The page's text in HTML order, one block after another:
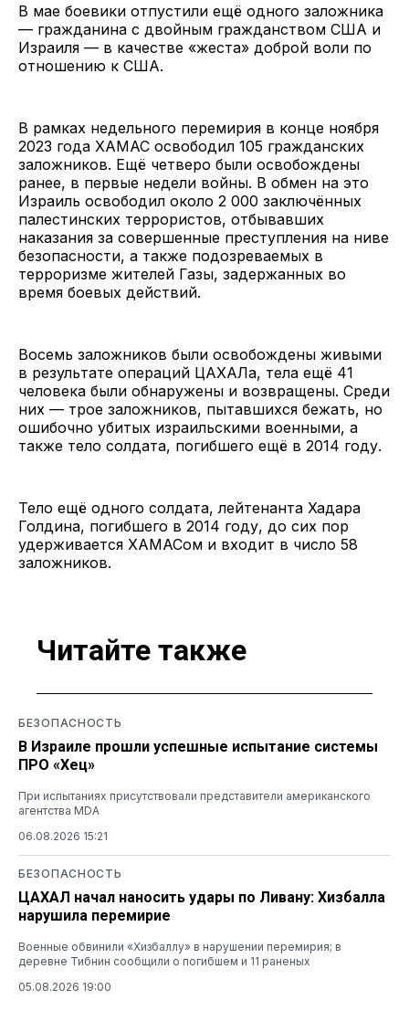
В мае боевики отпустили ещё одного заложника
— гражданина с двойным гражданством США и
Израиля — в качестве «жеста» доброй воли по
отношению к США.
В рамках недельного перемирия в конце ноября
2023 года ХАМАС освободил 105 гражданских
заложников. Ещё четверо были освобождены
ранее, в первые недели войны. В обмен на это
Израиль освободил около 2 000 заключённых
палестинских террористов, отбывавших
наказания за совершенные преступления на ниве
безопасности, а также подозреваемых в
терроризме жителей Газы, задержанных во
время боевых действий.
Восемь заложников были освобождены живыми
в результате операций ЦАХАЛа, тела ещё 41
человека были обнаружены и возвращены. Среди
них — трое заложников, пытавшихся бежать, но
ошибочно убитых израильскими военными, а
также тело солдата, погибшего ещё в 2014 году.
Тело ещё одного солдата, лейтенанта Хадара
Голдина, погибшего в 2014 году, до сих пор
удерживается ХАМАСом и входит в число 58
заложников.
Читайте также
БЕЗОПАСНОСТЬ
В Израиле прошли успешные испытание системы
ПРО «Хец»
При испытаниях присутствовали представители американского
агентства MDA
06.08.2026 15:21
БЕЗОПАСНОСТЬ
ЦАХАЛ начал наносить удары по Ливану: Хизбалла
нарушила перемирие
Военные обвинили «Хизбаллу» в нарушении перемирия; в
деревне Тибнин сообщили о погибшем и 11 раненых
05.08.2026 19:00